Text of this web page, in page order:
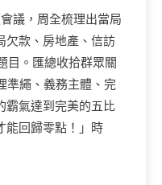
議，周全梳理出當局
欠款、房地產、信訪
目。匯總收拾群眾關
準繩、義務主體、完
霸氣達到完美的五比
能回歸零點！」時